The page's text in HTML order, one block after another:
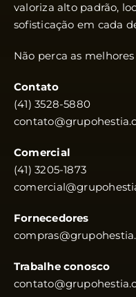
valoriza alto padrão,
sofisticação em cada
Não perca as
Contato
(41) 3528-5880
Comercial
(41) 3205-1873
Fornecedores
Trabalhe conosco